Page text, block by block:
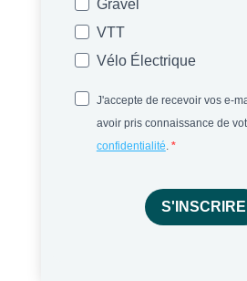
Gravel
VTT
Vélo Électrique
J'accepte de recevoir vos e-
avoir pris connaissance de
confidentialité
S'INSCRIRE